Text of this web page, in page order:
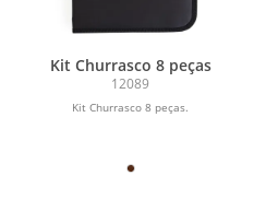
Kit Churrasco 8 peças
12089
Kit Churrasco 8 peças.